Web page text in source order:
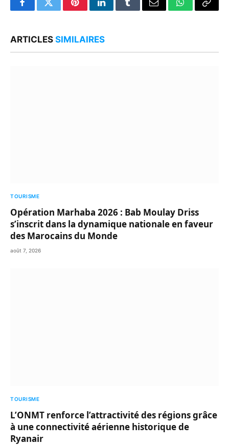
FacebookTwitterPinterestLinkedInTumblrEmail WhatsApp
Copy
ARTICLES SIMILAIRES
TOURISME
Opération Marhaba 2026 : Bab Moulay Driss
s’inscrit dans la dynamique nationale en faveur
des Marocains du Monde
août 7, 2026
TOURISME
L’ONMT renforce l’attractivité des régions grâce
à une connectivité aérienne historique de
Ryanair